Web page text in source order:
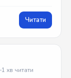
Читати
1 хв читати